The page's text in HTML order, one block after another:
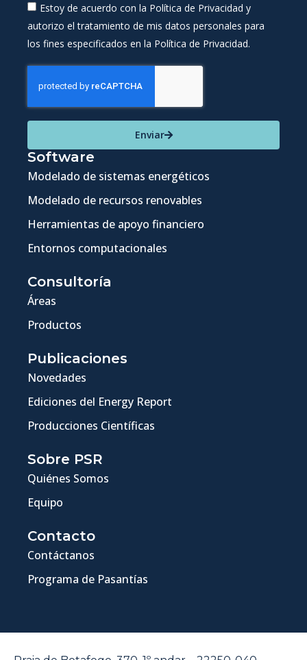
Estoy de acuerdo con la Política de Privacidad y
autorizo el tratamiento de mis datos personales para
los fines especificados en la Política de Privacidad.
Enviar
Software
Modelado de sistemas energéticos
Modelado de recursos renovables
Herramientas de apoyo financiero
Entornos computacionales
Consultoría
Áreas
Productos
Publicaciones
Novedades
Ediciones del Energy Report
Producciones Científicas
Sobre PSR
Quiénes Somos
Equipo
Contacto
Contáctanos
Programa de Pasantías